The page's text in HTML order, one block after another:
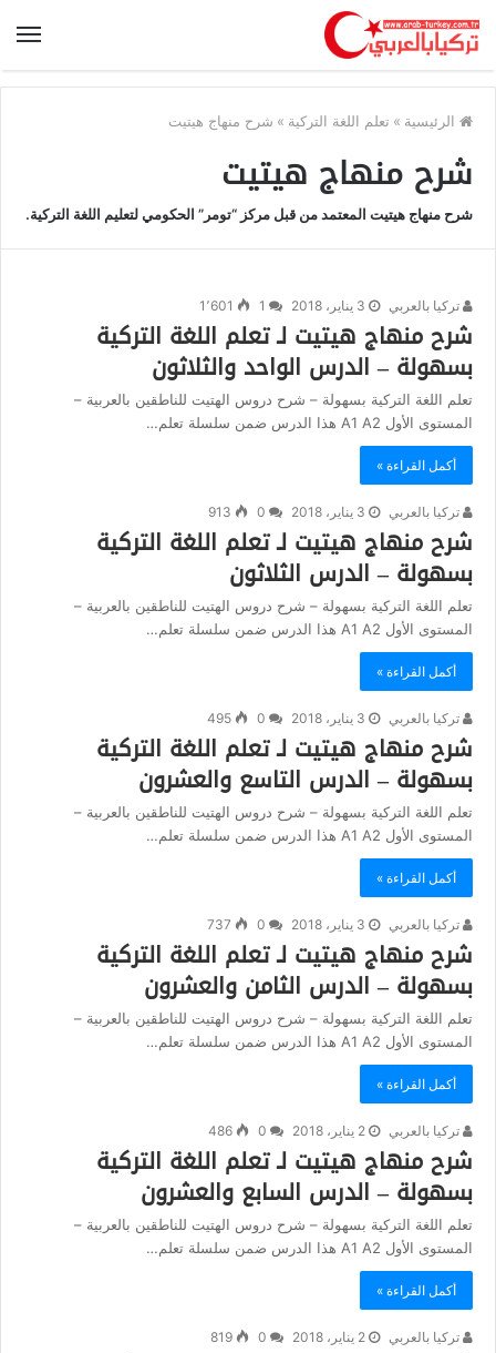
الرئيسية » تعلم اللغة التركية » شرح منهاج هيتيت
شرح منهاج هيتيت
شرح منهاج هيتيت المعتمد من قبل مركز “تومر” الحكومي لتعليم اللغة التركية.
تركيا بالعربي 3 يناير، 2018 1٬601
شرح منهاج هيتيت لـ تعلم اللغة التركية
بسهولة – الدرس الواحد والثلاثون
تعلم اللغة التركية بسهولة – شرح دروس الهتيت للناطقين بالعربية –
المستوى الأول A1 A2 هذا الدرس ضمن سلسلة تعلم…
أكمل القراءة »
تركيا بالعربي 3 يناير، 2018 913
شرح منهاج هيتيت لـ تعلم اللغة التركية
بسهولة – الدرس الثلاثون
تعلم اللغة التركية بسهولة – شرح دروس الهتيت للناطقين بالعربية –
المستوى الأول A1 A2 هذا الدرس ضمن سلسلة تعلم…
أكمل القراءة »
تركيا بالعربي 3 يناير، 2018 495
شرح منهاج هيتيت لـ تعلم اللغة التركية
بسهولة – الدرس التاسع والعشرون
تعلم اللغة التركية بسهولة – شرح دروس الهتيت للناطقين بالعربية –
المستوى الأول A1 A2 هذا الدرس ضمن سلسلة تعلم…
أكمل القراءة »
تركيا بالعربي 3 يناير، 2018 737
شرح منهاج هيتيت لـ تعلم اللغة التركية
بسهولة – الدرس الثامن والعشرون
تعلم اللغة التركية بسهولة – شرح دروس الهتيت للناطقين بالعربية –
المستوى الأول A1 A2 هذا الدرس ضمن سلسلة تعلم…
أكمل القراءة »
تركيا بالعربي 2 يناير، 2018 486
شرح منهاج هيتيت لـ تعلم اللغة التركية
بسهولة – الدرس السابع والعشرون
تعلم اللغة التركية بسهولة – شرح دروس الهتيت للناطقين بالعربية –
المستوى الأول A1 A2 هذا الدرس ضمن سلسلة تعلم…
أكمل القراءة »
تركيا بالعربي 2 يناير، 2018 819